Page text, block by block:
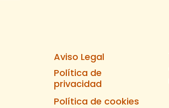
Aviso Legal
Política de
privacidad
Política de cookies